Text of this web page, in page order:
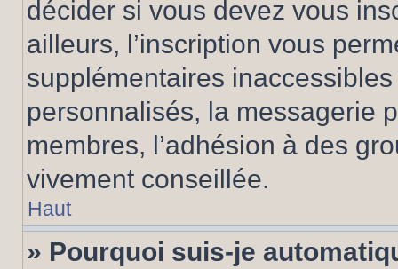
décider si vous devez vous
ailleurs, l’inscription vous
supplémentaires
personnalisés, la messagerie
membres, l’adhésion à des
vivement conseillée.
Haut
» Pourquoi suis-je